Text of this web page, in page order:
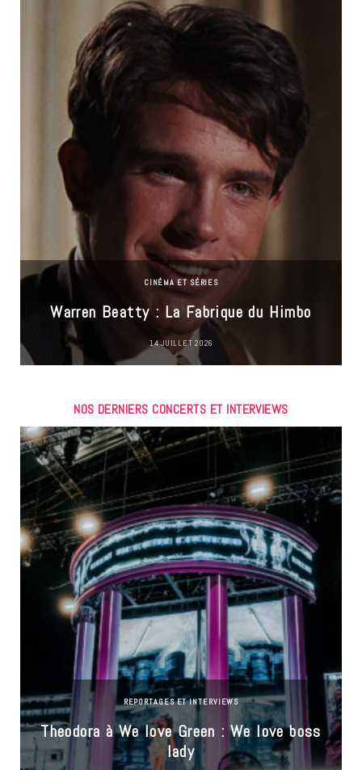
CINÉMA ET SÉRIES
Warren Beatty : La Fabrique du Himbo
14 JUILLET 2026
NOS DERNIERS CONCERTS ET INTERVIEWS
REPORTAGES ET INTERVIEWS
Theodora à We love Green : We love boss
lady